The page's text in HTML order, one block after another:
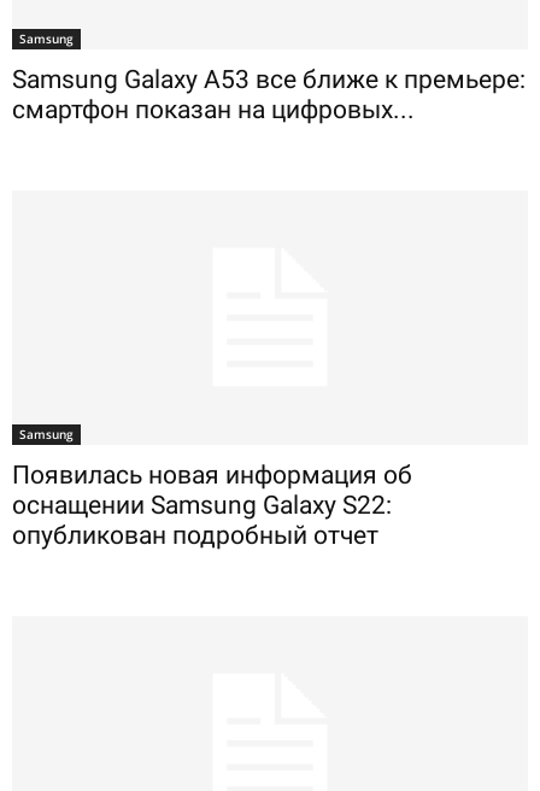
Samsung
Samsung Galaxy A53 все ближе к премьере:
смартфон показан на цифровых...
Samsung
Появилась новая информация об
оснащении Samsung Galaxy S22:
опубликован подробный отчет